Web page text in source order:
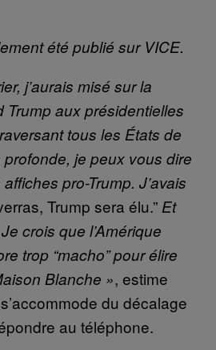
été publié sur VICE.
j’aurais misé sur la
Trump aux présidentielles
tous les États de
profonde, je peux vous dire
pro-Trump. J’avais
Trump sera élu.” Et
crois que l’Amérique
trop “macho” pour élire
Blanche », estime
du décalage
au téléphone.